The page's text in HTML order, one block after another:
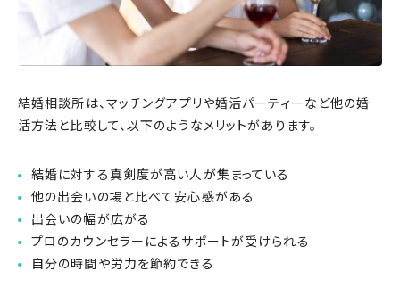
結婚相談所は、マッチングアプリや婚活パーティーなど他の婚
活方法と比較して、以下のようなメリットがあります。
結婚に対する真剣度が高い人が集まっている
他の出会いの場と比べて安心感がある
出会いの幅が広がる
プロのカウンセラーによるサポートが受けられる
自分の時間や労力を節約できる